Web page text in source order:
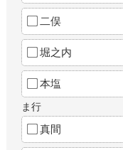
二俣
堀之内
本塩
ま行
真間